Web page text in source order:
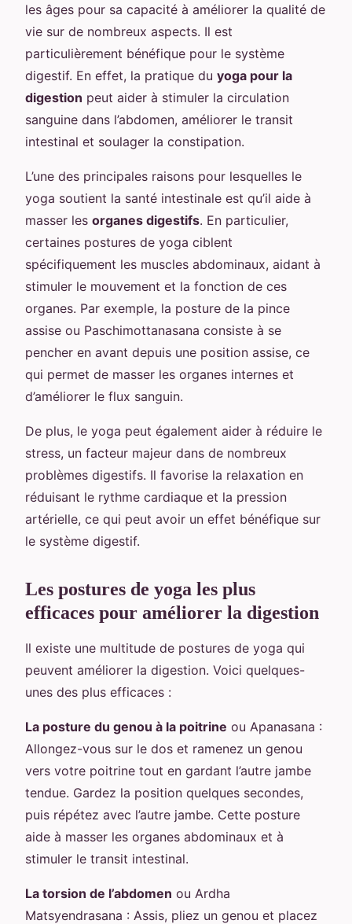
les âges pour sa capacité à améliorer la qualité de
vie sur de nombreux aspects. Il est
particulièrement bénéfique pour le système
digestif. En effet, la pratique du yoga pour la
digestion peut aider à stimuler la circulation
sanguine dans l’abdomen, améliorer le transit
intestinal et soulager la constipation.
L’une des principales raisons pour lesquelles le
yoga soutient la santé intestinale est qu’il aide à
masser les organes digestifs. En particulier,
certaines postures de yoga ciblent
spécifiquement les muscles abdominaux, aidant à
stimuler le mouvement et la fonction de ces
organes. Par exemple, la posture de la pince
assise ou Paschimottanasana consiste à se
pencher en avant depuis une position assise, ce
qui permet de masser les organes internes et
d’améliorer le flux sanguin.
De plus, le yoga peut également aider à réduire le
stress, un facteur majeur dans de nombreux
problèmes digestifs. Il favorise la relaxation en
réduisant le rythme cardiaque et la pression
artérielle, ce qui peut avoir un effet bénéfique sur
le système digestif.
Les postures de yoga les plus
efficaces pour améliorer la digestion
Il existe une multitude de postures de yoga qui
peuvent améliorer la digestion. Voici quelques-
unes des plus efficaces :
La posture du genou à la poitrine ou Apanasana :
Allongez-vous sur le dos et ramenez un genou
vers votre poitrine tout en gardant l’autre jambe
tendue. Gardez la position quelques secondes,
puis répétez avec l’autre jambe. Cette posture
aide à masser les organes abdominaux et à
stimuler le transit intestinal.
La torsion de l’abdomen ou Ardha
Matsyendrasana : Assis, pliez un genou et placez